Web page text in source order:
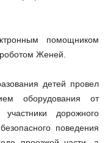
помощником
Женей.
детей провел
оборудования от
дорожного
поведения